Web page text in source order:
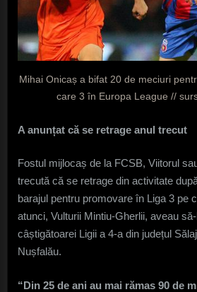
Mihai Onicaș a bifat 20 de meciuri
care 3 în Europa League //
A anunțat că se retrage anul trecut
Fostul mijlocaș de la FCSB, Viitorul
trecută că se retrage din activitate
barajul pentru promovare în Liga 3 pe
atunci, Vulturii Mintiu-Gherlii, aveau
câștigătoarei Ligii a 4-a din județul
Nușfalău.
“Din 25 de ani au mai rămas 90 de